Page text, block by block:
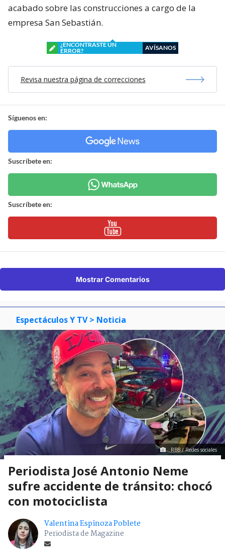
acabado sobre las construcciones a cargo de la
empresa San Sebastián.
¿ENCONTRASTE UN
ERROR?
AVÍSANOS
Revisa nuestra página de correcciones
Síguenos en:
Suscríbete en:
Suscríbete en:
Mostrar Comentarios
Espectáculos Y TV > Noticia
RBB / Redes sociales
Periodista José Antonio Neme
sufre accidente de tránsito: chocó
con motociclista
Valentina Espinoza Poblete
Periodista de Magazine